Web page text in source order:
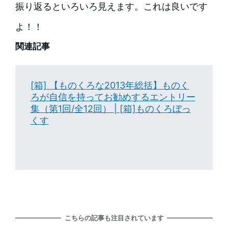
振り返るといろいろ見えます。これは良いです
よ！！
関連記事
[箱] 【ものくろな2013年総括】ものく
ろが自信を持ってお勧めするエントリー
集（第1回/全12回） | [箱]ものくろぼっ
くす
こちらの記事も注目されています